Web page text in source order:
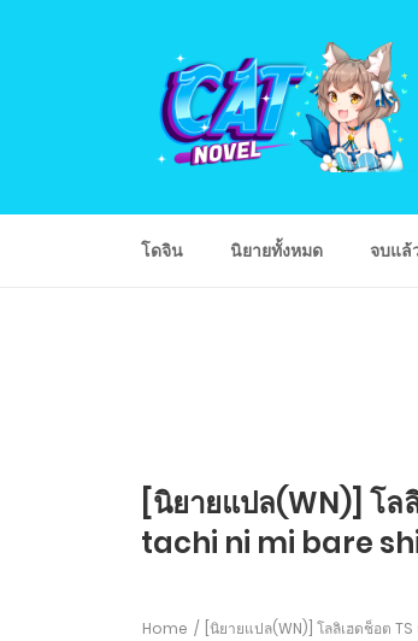
โดจิน นิยายทั้งหมด จบแล้
[นิยายแปล(WN)] โ
tachi ni mi bare
Home
[นิยายแปล(WN)] โลลิเฮดช็อ